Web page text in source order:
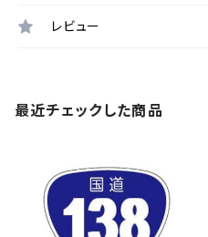
レビュー
最近チェックした商品